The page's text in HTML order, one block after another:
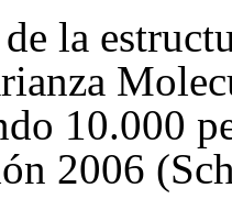
la
10.000
2006